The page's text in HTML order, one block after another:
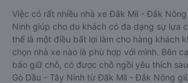
Việc có rất nhiều nhà xe Đăk Mil - Đắk Nông
Ninh giúp cho du khách có đa dạng sự lựa
thể là một điều bất lợi làm cho hàng khách
chọn nhà xe nào là phù hợp với mình. Bên
bảo giữ chỗ, có được chỗ ngồi yêu thích
Gò Dầu - Tây Ninh từ Đăk Mil - Đắk Nông